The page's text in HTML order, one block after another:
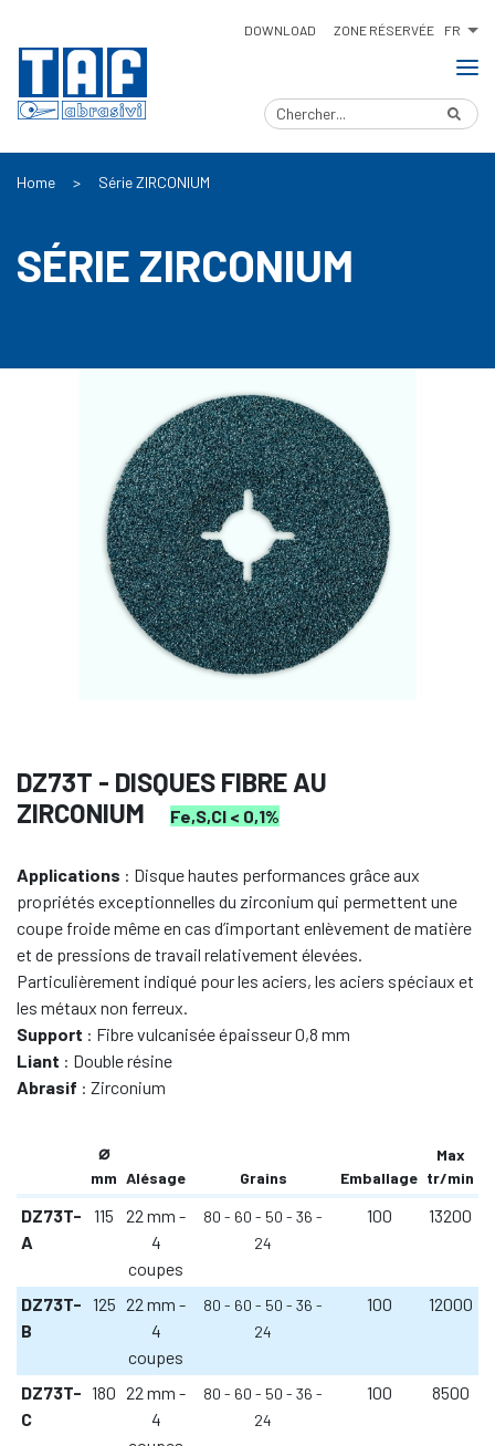
DOWNLOAD ZONE RÉSERVÉE FR
Home > Série ZIRCONIUM
SÉRIE ZIRCONIUM
DZ73T - DISQUES FIBRE AU
ZIRCONIUM
Fe,S,Cl < 0,1%
Applications : Disque hautes performances grâce aux
propriétés exceptionnelles du zirconium qui permettent une
coupe froide même en cas d’important enlèvement de matière
et de pressions de travail relativement élevées.
Particulièrement indiqué pour les aciers, les aciers spéciaux et
les métaux non ferreux.
Support : Fibre vulcanisée épaisseur 0,8 mm
Liant : Double résine
Abrasif : Zirconium
⌀
mm Alésage Grains Emballage
Max
tr/min
DZ73T-
A
115
22 mm -
4
coupes
80 60 50
36
24
100 13200
DZ73T-
B
125 22 mm -
4
coupes
80 60 50
36
24
100 12000
DZ73T-
C
180 22 mm -
4
80 60 50
36
24
100 8500